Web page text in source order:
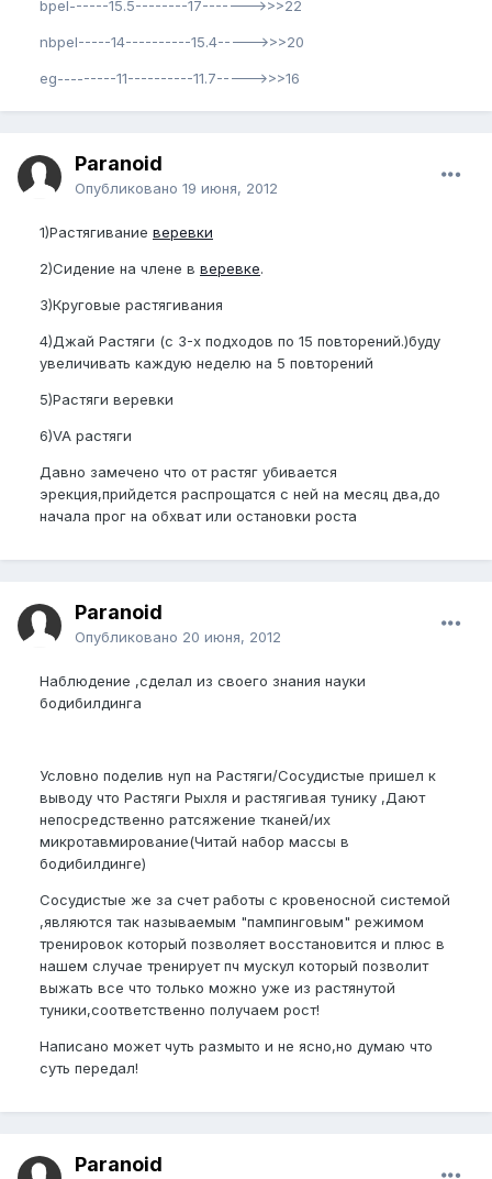
bpel------15.5--------17------->>>22
nbpel-----14----------15.4----->>>20
eg---------11----------11.7----->>>16
Paranoid
Опубликовано 19 июня, 2012
1)Растягивание веревки
2)Сидение на члене в веревке.
3)Круговые растягивания
4)Джай Растяги (с 3-х подходов по 15 повторений.)буду
увеличивать каждую неделю на 5 повторений
5)Растяги веревки
6)VA растяги
Давно замечено что от растяг убивается
эрекция,прийдется распрощатся с ней на месяц два,до
начала прог на обхват или остановки роста
Paranoid
Опубликовано 20 июня, 2012
Наблюдение ,сделал из своего знания науки
бодибилдинга
Условно поделив нуп на Растяги/Сосудистые пришел к
выводу что Растяги Рыхля и растягивая тунику ,Дают
непосредственно ратсяжение тканей/их
микротавмирование(Читай набор массы в
бодибилдинге)
Сосудистые же за счет работы с кровеносной системой
,являются так называемым "пампинговым" режимом
тренировок который позволяет восстановится и плюс в
нашем случае тренирует пч мускул который позволит
выжать все что только можно уже из растянутой
туники,соответственно получаем рост!
Написано может чуть размыто и не ясно,но думаю что
суть передал!
Paranoid